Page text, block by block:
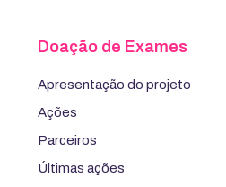
Doação de Exames
Apresentação do projeto
Ações
Parceiros
Últimas ações